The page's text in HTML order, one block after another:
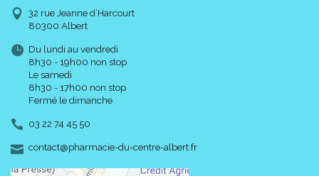
32 rue Jeanne d’Harcourt
80300 Albert
Du lundi au vendredi
8h30 - 19h00 non stop
Le samedi
8h30 - 17h00 non stop
Fermé le dimanche
03 22 74 45 50
contact-
@-
pharmacie-du-centre-albert.fr